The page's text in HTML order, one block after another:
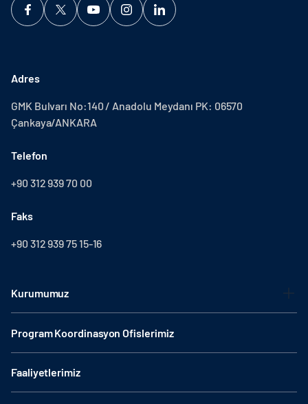
Adres
GMK Bulvarı No:140 / Anadolu Meydanı PK: 06570
Çankaya/ANKARA
Telefon
+90 312 939 70 00
Faks
+90 312 939 75 15-16
Kurumumuz
Program Koordinasyon Ofislerimiz
Faaliyetlerimiz